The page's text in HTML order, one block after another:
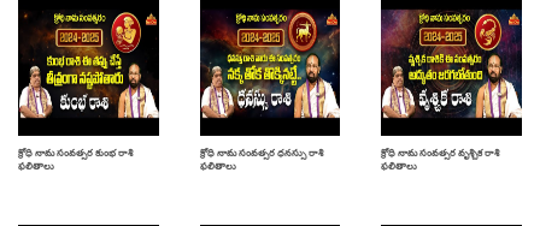
క్రోధి నామ సంవత్సర కుంభ రాశి
ఫలితాలు
క్రోధి నామ సంవత్సర ధనస్సు రాశి
ఫలితాలు
క్రోధి నామ సంవత్సర వృశ్చిక రాశి
ఫలితాలు